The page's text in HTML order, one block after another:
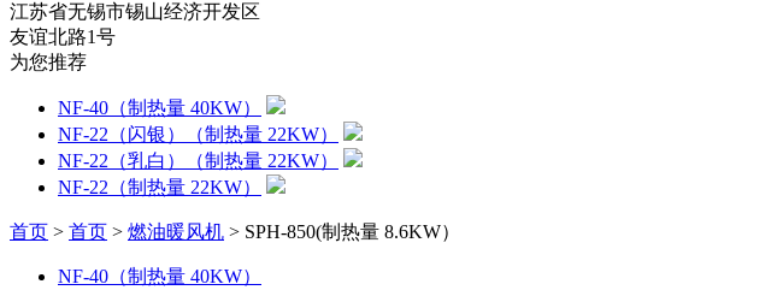
江苏省无锡市锡山经济开发区
友谊北路1号
为您推荐
NF-40（制热量 40KW）
NF-22（闪银）（制热量 22KW）
NF-22（乳白）（制热量 22KW）
NF-22（制热量 22KW）
首页 > 首页 > 燃油暖风机 > SPH-850(制热量 8.6KW）
NF-40（制热量 40KW）